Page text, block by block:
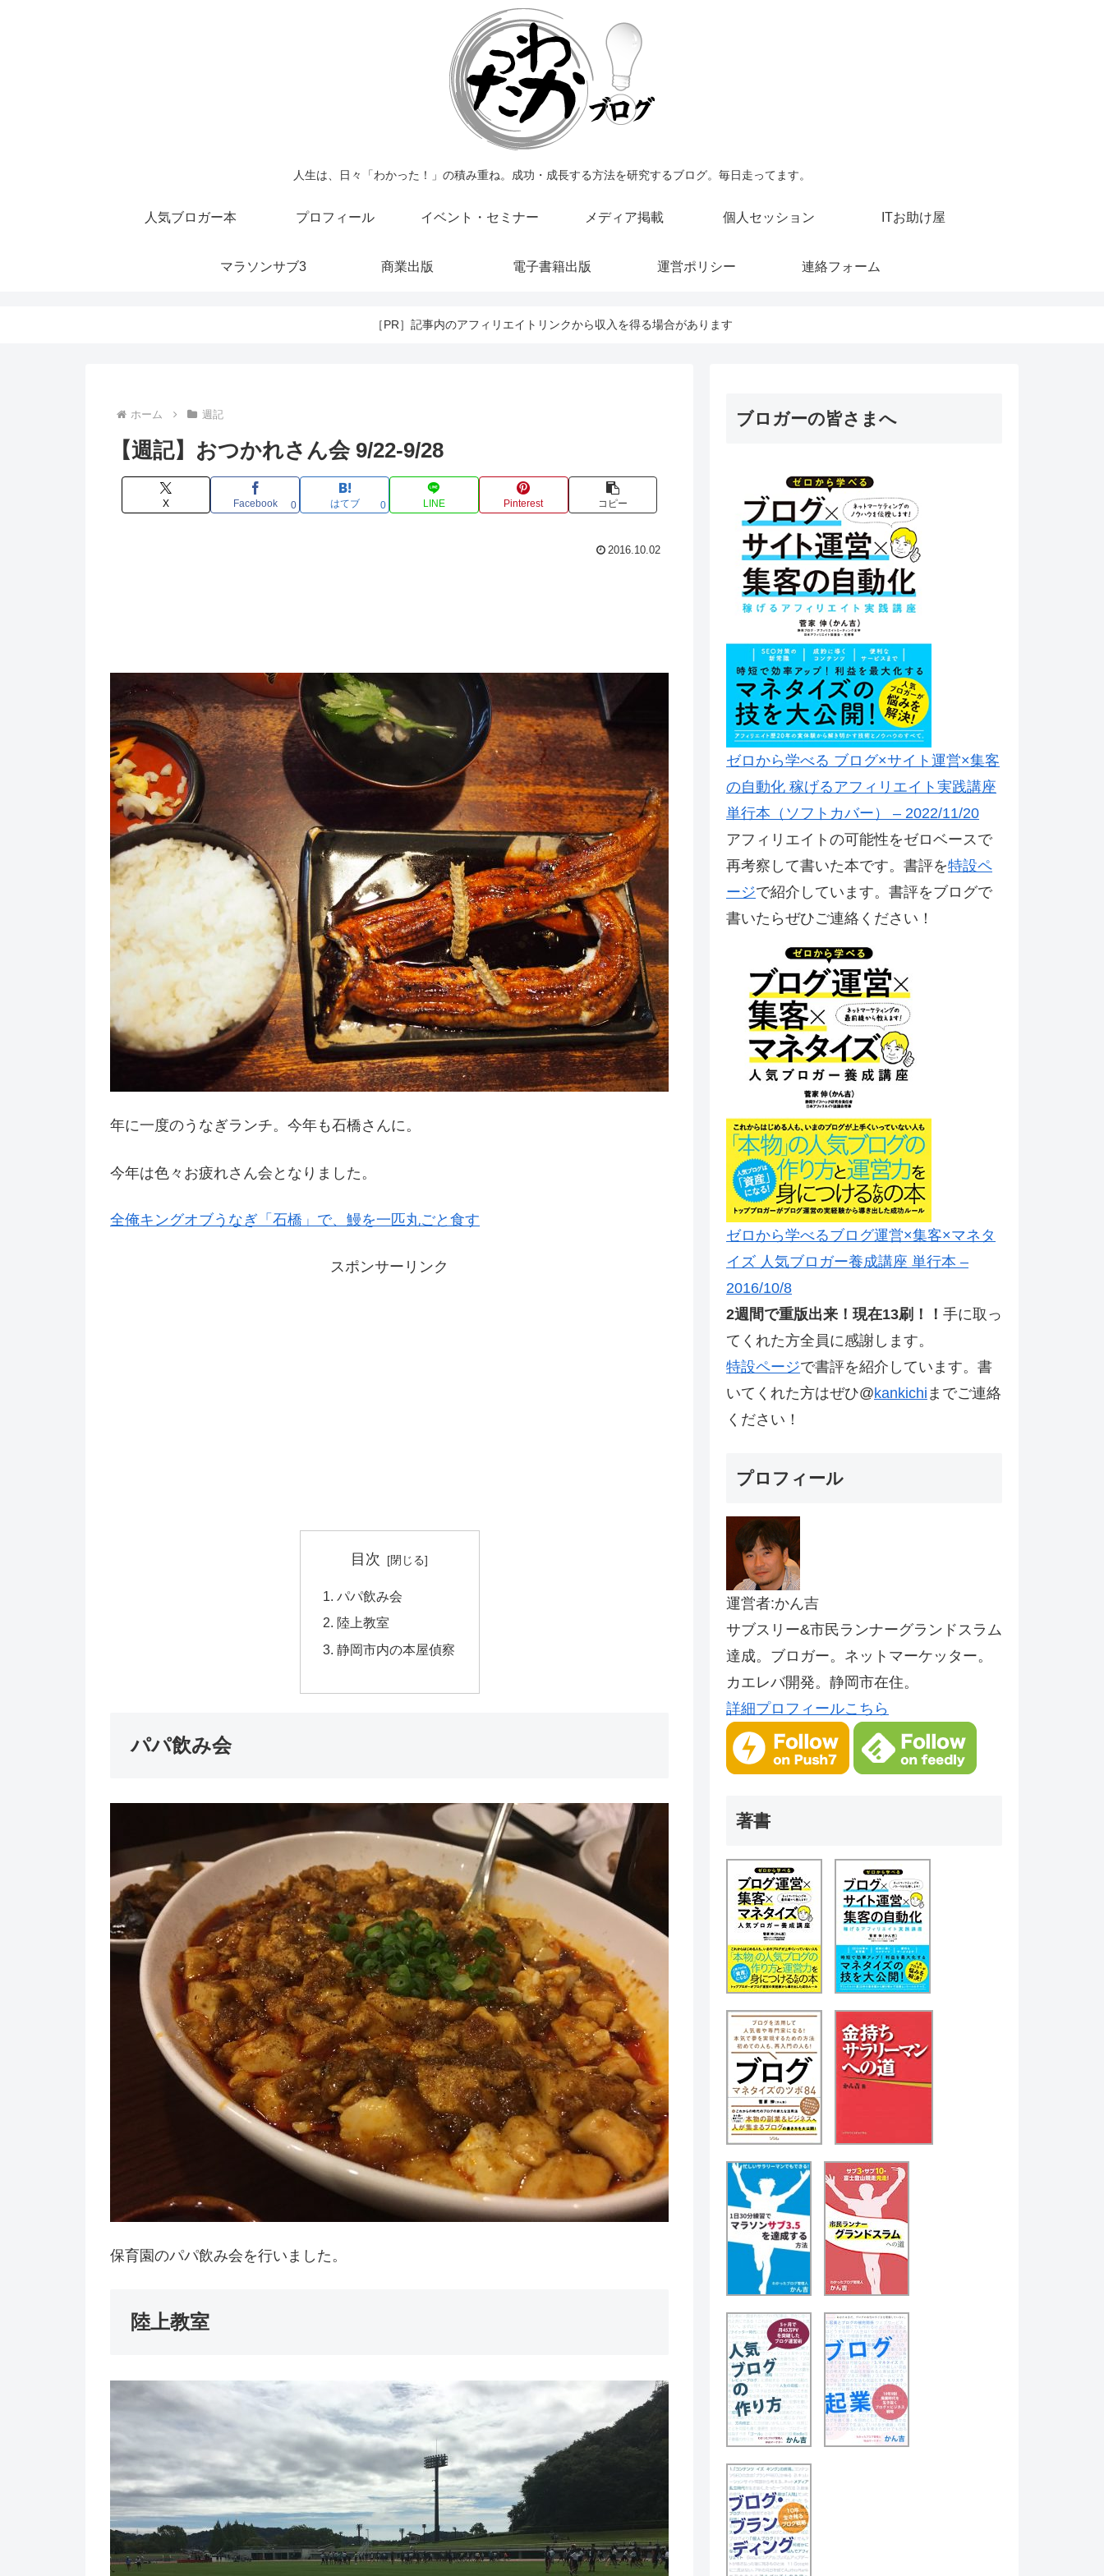
人生は、日々「わかった！」の積み重ね。成功・成長する方法を研究するブログ。毎日走ってます。
人気ブロガー本 プロフィール イベント・セミナー メディア掲載 個人セッション ITお助け屋
マラソンサブ3 商業出版 電子書籍出版 運営ポリシー 連絡フォーム
［PR］記事内のアフィリエイトリンクから収入を得る場合があります
ホーム 週記
【週記】おつかれさん会 9/22-9/28
X Facebook 0 はてブ 0 LINE Pinterest コピー
2016.10.02
年に一度のうなぎランチ。今年も石橋さんに。
今年は色々お疲れさん会となりました。
全俺キングオブうなぎ「石橋」で、鰻を一匹丸ごと食す
スポンサーリンク
目次
パパ飲み会
陸上教室
静岡市内の本屋偵察
パパ飲み会
保育園のパパ飲み会を行いました。
陸上教室
ブロガーの皆さまへ
ゼロから学べる ブログ×サイト運営×集客
の自動化 稼げるアフィリエイト実践講座
単行本（ソフトカバー） – 2022/11/20
アフィリエイトの可能性をゼロベースで
再考察して書いた本です。書評を特設ペ
ージで紹介しています。書評をブログで
書いたらぜひご連絡ください！
ゼロから学べるブログ運営×集客×マネタ
イズ 人気ブロガー養成講座 単行本 –
2016/10/8
2週間で重版出来！現在13刷！！ 手に取っ
てくれた方全員に感謝します。
特設ページで書評を紹介しています。書
いてくれた方はぜひ@kankichi までご連絡
ください！
プロフィール
運営者:かん吉
サブスリー&市民ランナーグランドスラム
達成。ブロガー。ネットマーケッター。
カエレバ開発。静岡市在住。
詳細プロフィールこちら
著書